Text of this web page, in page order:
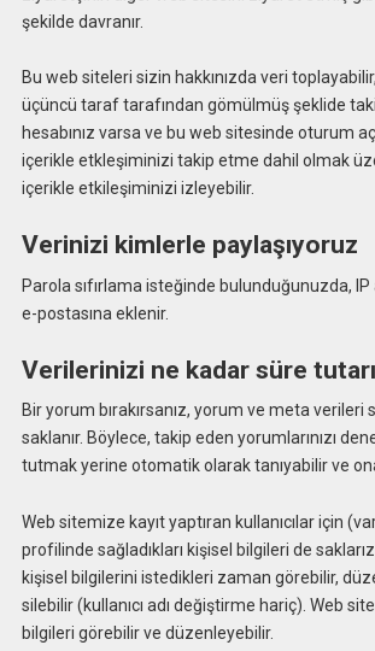
şekilde davranır.
Bu web siteleri sizin hakkınızda veri
üçüncü taraf tarafından gömülmüş şeklide
hesabınız varsa ve bu web sitesinde oturum
içerikle etkleşiminizi takip etme dahil olmak
içerikle etkileşiminizi izleyebilir.
Verinizi kimlerle paylaşıyoruz
Parola sıfırlama isteğinde bulunduğunuzda, IP
e-postasına eklenir.
Verilerinizi ne kadar süre
Bir yorum bırakırsanız, yorum ve meta verileri
saklanır. Böylece, takip eden yorumlarınızı
tutmak yerine otomatik olarak tanıyabilir ve
Web sitemize kayıt yaptıran kullanıcılar için
profilinde sağladıkları kişisel bilgileri de
kişisel bilgilerini istedikleri zaman görebilir,
silebilir (kullanıcı adı değiştirme hariç). Web
bilgileri görebilir ve düzenleyebilir.